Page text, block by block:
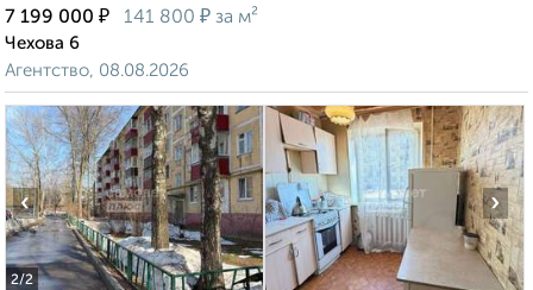
7 199 000 ₽ 141 800 ₽ за м²
Чехова 6
Агентство, 08.08.2026
2/2
‹ ›